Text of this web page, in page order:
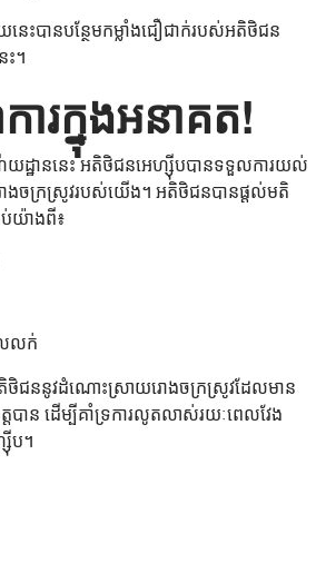
នេះបានបន្ថែមកម្លាំងជឿជាក់របស់អតិថិជន
ះ។
រក្នុងអនាគត!
យដ្ឋាននេះ អតិថិជនអេហ្ស៊ីបបានទទួលការយល់
ោងចក្រស្រូវរបស់យើង។ អតិថិជនបានផ្តល់មតិ
ប់យ៉ាងពី៖
លលក់
ថិជននូវដំណោះស្រាយរោងចក្រស្រូវដែលមាន
បាន ដើម្បីគាំទ្រការលូតលាស់រយៈពេលវែង
ប។